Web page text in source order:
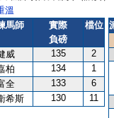
溫
馬師
實際
負磅
檔位
威 135
2
柏 134
1
全 133
6
希斯 130 11